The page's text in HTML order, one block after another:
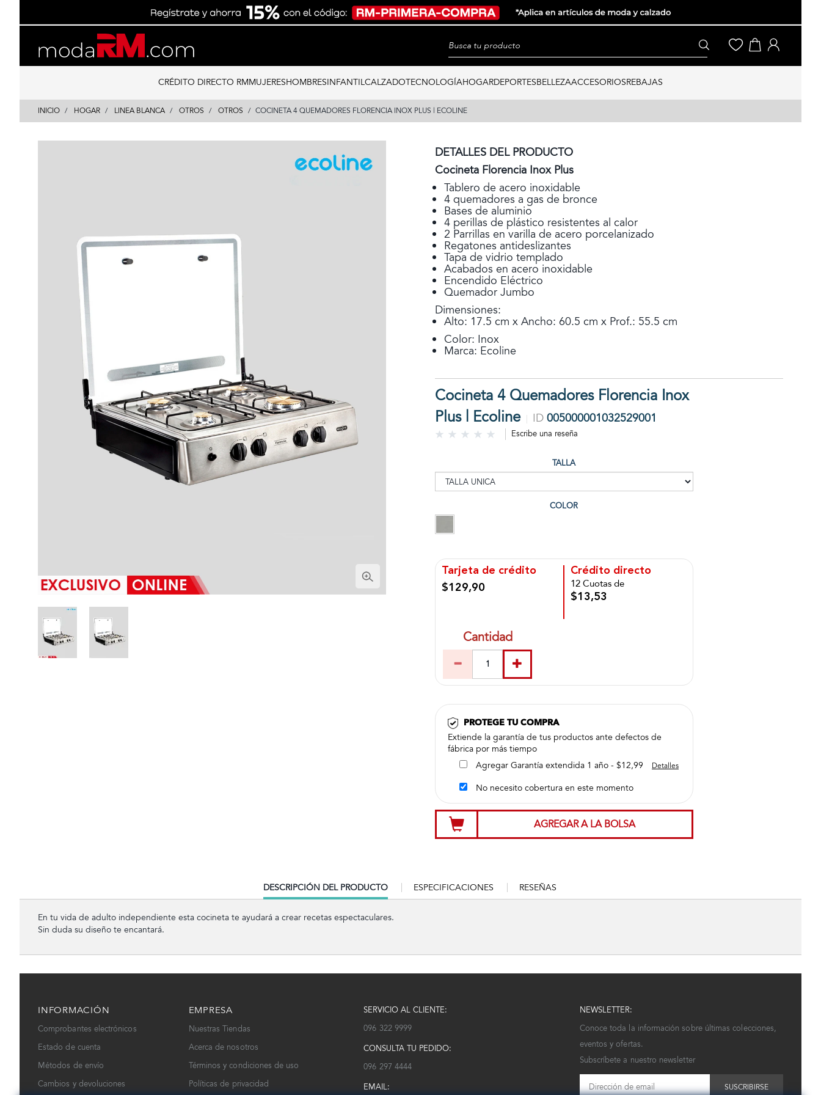
content
navigation
CRÉDITO DIRECTO RMMUJERESHOMBRESINFANTILCALZADOTECNOLOGÍAHOGARDEPORTESBELLEZAACCESORIOSREBAJAS
INICIO HOGAR LINEA BLANCA OTROS OTROS COCINETA 4 QUEMADORES FLORENCIA INOX PLUS | ECOLINE
DETALLES DEL PRODUCTO
Cocineta Florencia Inox Plus
Tablero de acero inoxidable
4 quemadores a gas de bronce
Bases de aluminio
4 perillas de plástico resistentes al calor
2 Parrillas en varilla de acero porcelanizado
Regatones antideslizantes
Tapa de vidrio templado
Acabados en acero inoxidable
Encendido Eléctrico
Quemador Jumbo
Dimensiones:
Alto: 17.5 cm x Ancho: 60.5 cm x Prof.: 55.5 cm
Color: Inox
Marca: Ecoline
Cocineta 4 Quemadores Florencia Inox
Plus | Ecoline
ID 005000001032529001
Escribe una reseña
TALLA
COLOR
Tarjeta de crédito
$129,90
Crédito directo
12 Cuotas de
$13,53
Cantidad
PROTEGE TU COMPRA
Extiende la garantía de tus productos ante defectos de
fábrica por más tiempo
Agregar Garantía extendida 1 año - $12,99
Detalles
No necesito cobertura en este momento
AGREGAR A LA BOLSA
CURRENT
TAB:
DESCRIPCIÓN DEL PRODUCTO ESPECIFICACIONES RESEÑAS
En tu vida de adulto independiente esta cocineta te ayudará a crear recetas espectaculares.
Sin duda su diseño te encantará.
INFORMACIÓN
Comprobantes electrónicos
Estado de cuenta
Métodos de envío
Cambios y devoluciones
EMPRESA
Nuestras Tiendas
Acerca de nosotros
Términos y condiciones de uso
Políticas de privacidad
SERVICIO AL CLIENTE:
096 322 9999
CONSULTA TU PEDIDO:
096 297 4444
EMAIL:
NEWSLETTER:
Conoce toda la información sobre últimas colecciones,
eventos y ofertas.
Subscríbete a nuestro newsletter
SUSCRIBIRSE